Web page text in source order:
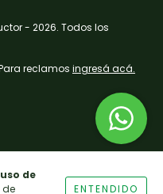
de
de ENTENDIDO
- 2026. Todos los
reclamos ingresá acá.